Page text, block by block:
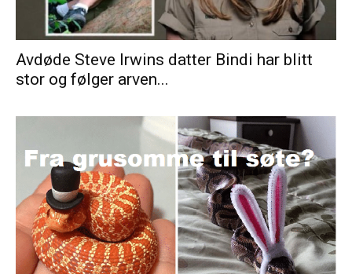
Avdøde Steve Irwins datter Bindi har blitt
stor og følger arven...